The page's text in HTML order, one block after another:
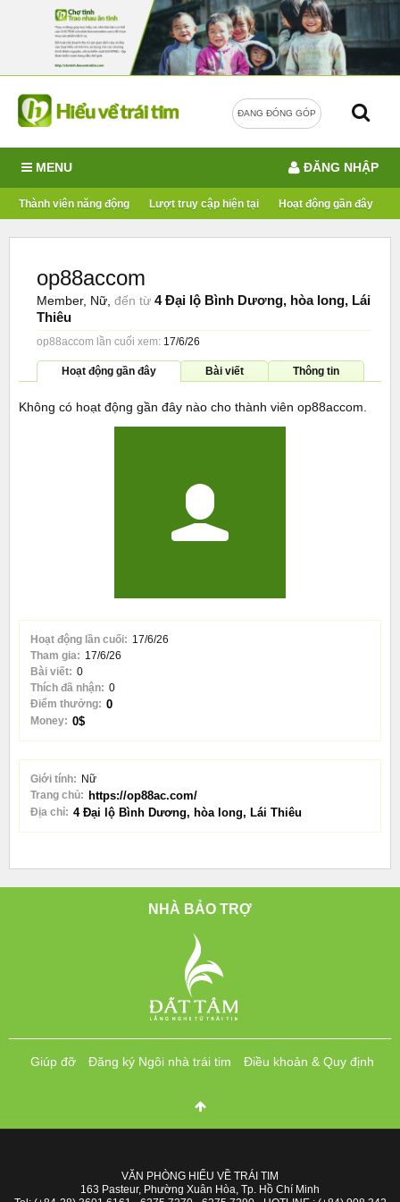
ĐANG ĐÓNG GÓP
MENU
Thành viên năng động Lượt truy cập hiện tại Hoạt động gần đây
ĐĂNG NHẬP
Hoạt động lần cuối: 17/6/26
Tham gia: 17/6/26
Bài viết: 0
Thích đã nhận: 0
Điểm thưởng: 0
Money: 0$
Giới tính: Nữ
Trang chủ: https://op88ac.com/
Địa chỉ: 4 Đại lộ Bình Dương, hòa long, Lái Thiêu
op88accom
Member, Nữ, đến từ 4 Đại lộ Bình Dương, hòa long, Lái
Thiêu
op88accom lần cuối xem: 17/6/26
Hoạt động gần đây Bài viết Thông tin
Không có hoạt động gần đây nào cho thành viên op88accom.
NHÀ BẢO TRỢ
Giúp đỡ Đăng ký Ngôi nhà trái tim Điều khoản & Quy định
VĂN PHÒNG HIỂU VỀ TRÁI TIM
163 Pasteur, Phường Xuân Hòa, Tp. Hồ Chí Minh